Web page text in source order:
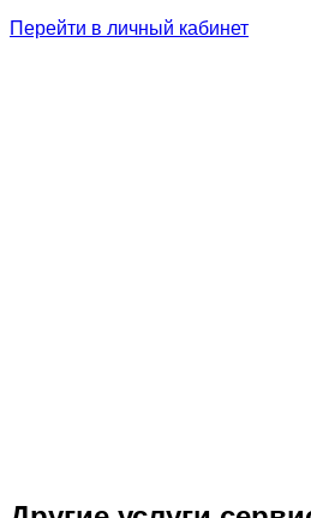
Перейти в личный кабинет